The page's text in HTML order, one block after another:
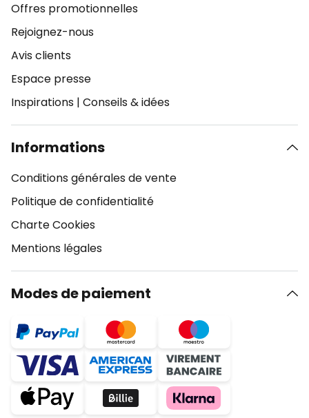
Offres promotionnelles
Rejoignez-nous
Avis clients
Espace presse
Inspirations | Conseils & idées
Informations
Conditions générales de vente
Politique de confidentialité
Charte Cookies
Mentions légales
Modes de paiement